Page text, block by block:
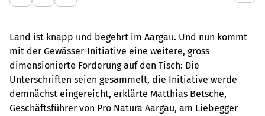
Land ist knapp und begehrt im Aargau. Und nun kommt
mit der Gewässer-Initiative eine weitere, gross
dimensionierte Forderung auf den Tisch: Die
Unterschriften seien gesammelt, die Initiative werde
demnächst eingereicht, erklärte Matthias Betsche,
Geschäftsführer von Pro Natura Aargau, am Liebegger